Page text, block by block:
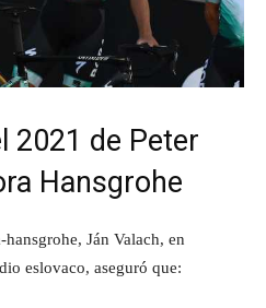
2021 de Peter
Hansgrohe
Ján Valach, en
eslovaco, aseguró que: